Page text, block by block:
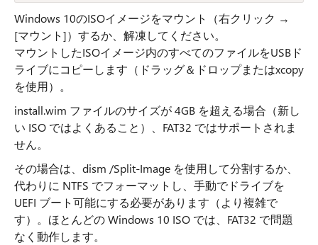
Windows 10のISOイメージをマウント（右クリック →
[マウント]）するか、解凍してください。
マウントしたISOイメージ内のすべてのファイルをUSBド
ライブにコピーします（ドラッグ＆ドロップまたはxcopy
を使用）。
install.wim ファイルのサイズが 4GB を超える場合（新し
い ISO ではよくあること）、FAT32 ではサポートされま
せん。
その場合は、dism /Split-Image を使用して分割するか、
代わりに NTFS でフォーマットし、手動でドライブを
UEFI ブート可能にする必要があります（より複雑で
す）。ほとんどの Windows 10 ISO では、FAT32 で問題
なく動作します。